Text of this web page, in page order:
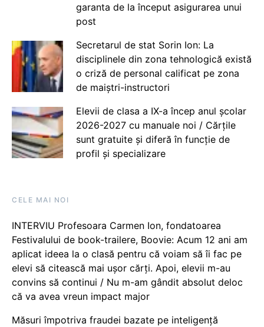
garanta de la început asigurarea unui
post
Secretarul de stat Sorin Ion: La
disciplinele din zona tehnologică există
o criză de personal calificat pe zona
de maiștri-instructori
Elevii de clasa a IX-a încep anul școlar
2026-2027 cu manuale noi / Cărțile
sunt gratuite și diferă în funcție de
profil și specializare
CELE MAI NOI
INTERVIU Profesoara Carmen Ion, fondatoarea
Festivalului de book-trailere, Boovie: Acum 12 ani am
aplicat ideea la o clasă pentru că voiam să îi fac pe
elevi să citească mai ușor cărți. Apoi, elevii m-au
convins să continui / Nu m-am gândit absolut deloc
că va avea vreun impact major
Măsuri împotriva fraudei bazate pe inteligență